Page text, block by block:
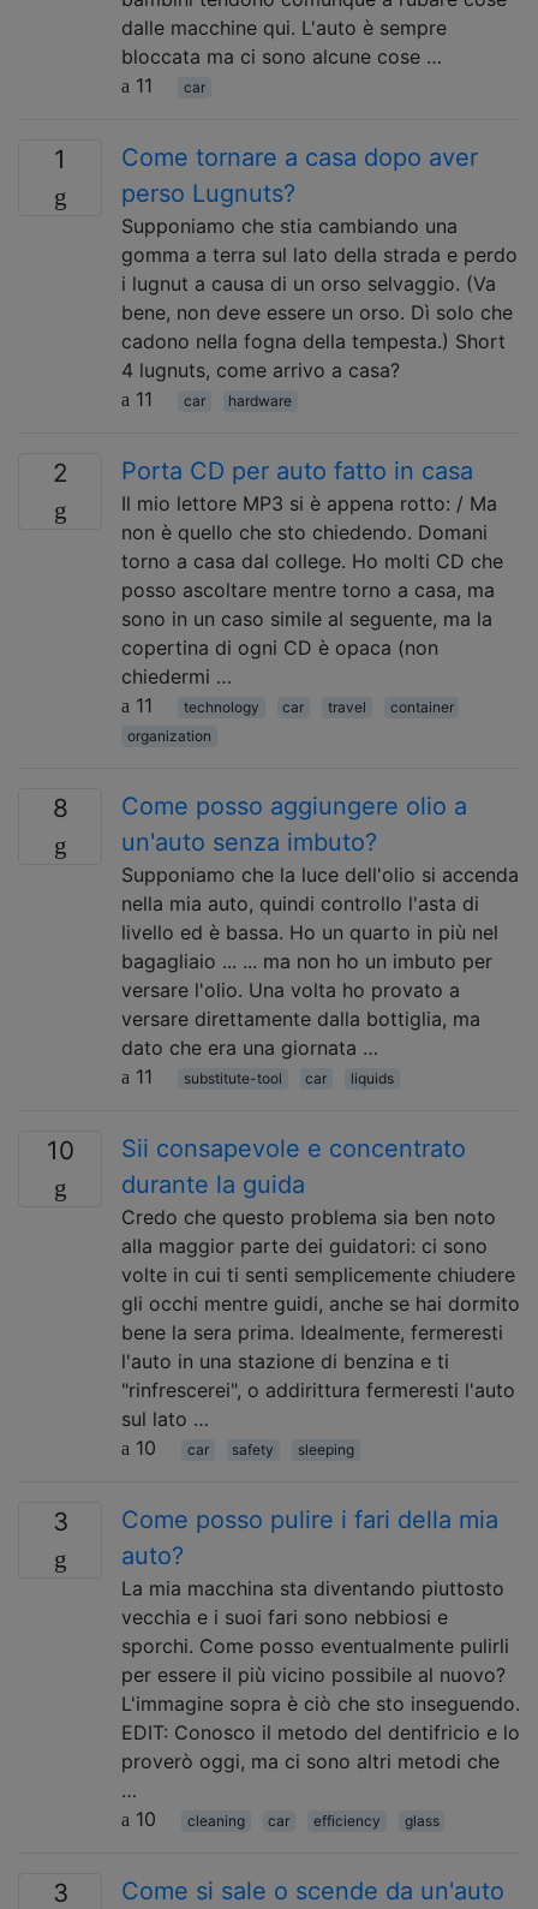
dalle macchine qui. L'auto è sempre
bloccata ma ci sono alcune cose …
11
car
1
Come tornare a casa dopo aver
perso Lugnuts?
Supponiamo che stia cambiando una
gomma a terra sul lato della strada e perdo
i lugnut a causa di un orso selvaggio. (Va
bene, non deve essere un orso. Dì solo che
cadono nella fogna della tempesta.) Short
4 lugnuts, come arrivo a casa?
11
car hardware
2 Porta CD per auto fatto in casa
Il mio lettore MP3 si è appena rotto: / Ma
non è quello che sto chiedendo. Domani
torno a casa dal college. Ho molti CD che
posso ascoltare mentre torno a casa, ma
sono in un caso simile al seguente, ma la
copertina di ogni CD è opaca (non
chiedermi …
11
technology car travel
container
organization
8
Come posso aggiungere olio a
un'auto senza imbuto?
Supponiamo che la luce dell'olio si accenda
nella mia auto, quindi controllo l'asta di
livello ed è bassa. Ho un quarto in più nel
bagagliaio ... ... ma non ho un imbuto per
versare l'olio. Una volta ho provato a
versare direttamente dalla bottiglia, ma
dato che era una giornata …
11
substitute-tool car liquids
10
Sii consapevole e concentrato
durante la guida
Credo che questo problema sia ben noto
alla maggior parte dei guidatori: ci sono
volte in cui ti senti semplicemente chiudere
gli occhi mentre guidi, anche se hai dormito
bene la sera prima. Idealmente, fermeresti
l'auto in una stazione di benzina e ti
"rinfrescerei", o addirittura fermeresti l'auto
sul lato …
10
car safety sleeping
3
Come posso pulire i fari della mia
auto?
La mia macchina sta diventando piuttosto
vecchia e i suoi fari sono nebbiosi e
sporchi. Come posso eventualmente pulirli
per essere il più vicino possibile al nuovo?
L'immagine sopra è ciò che sto inseguendo.
EDIT: Conosco il metodo del dentifricio e lo
proverò oggi, ma ci sono altri metodi che
…
10
cleaning car efficiency glass
3
Come si sale o scende da un'auto